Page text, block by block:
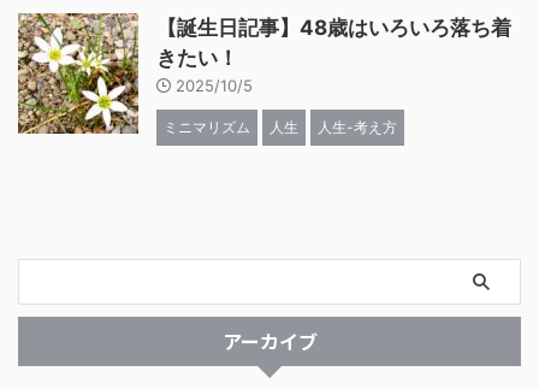
【誕生日記事】48歳はいろいろ落ち着
きたい！
2025/10/5
ミニマリズム 人生 人生-考え方
アーカイブ